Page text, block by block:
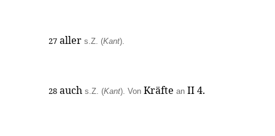
27 aller s.Z. (Kant).
28 auch s.Z. (Kant). Von Kräfte an II 4.